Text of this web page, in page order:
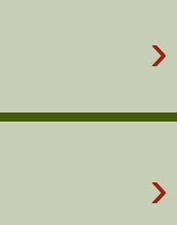
›
›